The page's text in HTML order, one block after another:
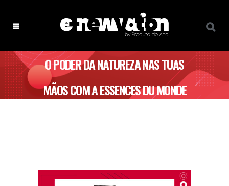
O PODER DA NATUREZA NAS TUAS
MÃOS COM A ESSENCES DU MONDE